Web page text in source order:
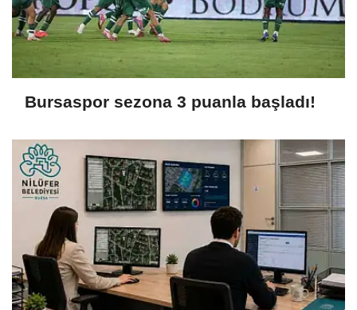
Bursaspor sezona 3 puanla başladı!